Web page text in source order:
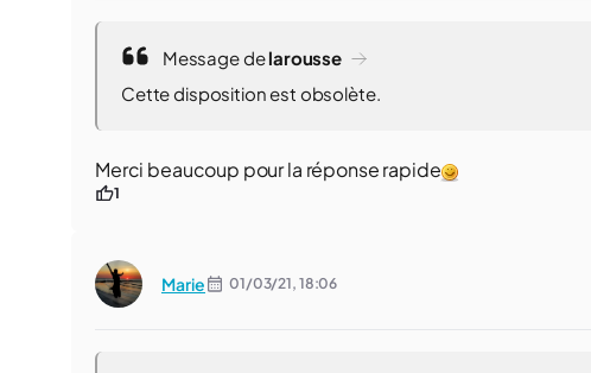
Message delarousse
Cette disposition est obsolète.
Merci beaucoup pour la réponse rapide
1
Marie 01/03/21, 18:06